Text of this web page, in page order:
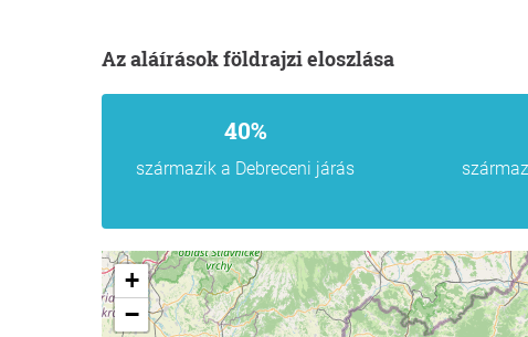
Az aláírások földrajzi eloszlása
40%
származik a Debreceni járás
+
−